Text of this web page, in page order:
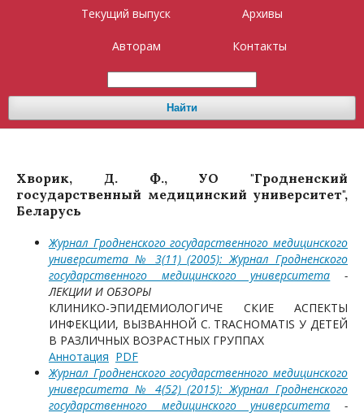
Текущий выпуск Архивы
Авторам Контакты
Найти
Хворик, Д. Ф., УО "Гродненский
государственный медицинский университет",
Беларусь
Журнал Гродненского государственного медицинского
университета № 3(11) (2005): Журнал Гродненского
государственного медицинского университета -
ЛЕКЦИИ И ОБЗОРЫ
КЛИНИКО-ЭПИДЕМИОЛОГИЧЕ СКИЕ АСПЕКТЫ
ИНФЕКЦИИ, ВЫЗВАННОЙ C. TRACHOMATIS У ДЕТЕЙ
В РАЗЛИЧНЫХ ВОЗРАСТНЫХ ГРУППАХ
Аннотация PDF
Журнал Гродненского государственного медицинского
университета № 4(52) (2015): Журнал Гродненского
государственного медицинского университета -